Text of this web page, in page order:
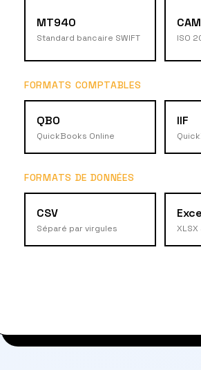
MT940
Standard bancaire SWIFT ISO
FORMATS COMPTABLES
QBO
QuickBooks Online
IIF
FORMATS DE DONNÉES
CSV
Séparé par virgules